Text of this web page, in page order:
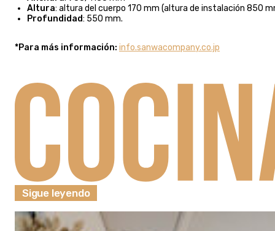
Altura: altura del cuerpo 170 mm (altura de instalación 850
Profundidad: 550 mm.
*Para más información: info.sanwacompany.co.jp
Sigue leyendo